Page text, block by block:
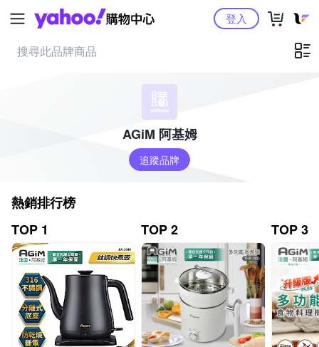
Yahoo購物中心登入
AGiM 阿基姆
追蹤品牌
熱銷排行榜
TOP 1
TOP 2 TOP 3